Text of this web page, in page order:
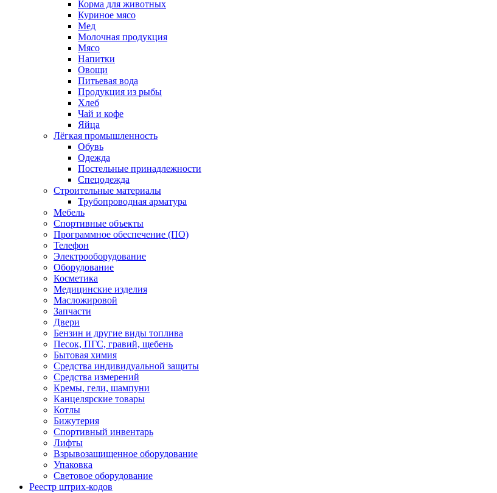
Корма для животных
Куриное мясо
Мед
Молочная продукция
Мясо
Напитки
Овощи
Питьевая вода
Продукция из рыбы
Хлеб
Чай и кофе
Яйца
Лёгкая промышленность
Обувь
Одежда
Постельные принадлежности
Спецодежда
Строительные материалы
Трубопроводная арматура
Мебель
Спортивные объекты
Программное обеспечение (ПО)
Телефон
Электрооборудование
Оборудование
Косметика
Медицинские изделия
Масложировой
Запчасти
Двери
Бензин и другие виды топлива
Песок, ПГС, гравий, щебень
Бытовая химия
Средства индивидуальной защиты
Средства измерений
Кремы, гели, шампуни
Канцелярские товары
Котлы
Бижутерия
Спортивный инвентарь
Лифты
Взрывозащищенное оборудование
Упаковка
Световое оборудование
Реестр штрих-кодов